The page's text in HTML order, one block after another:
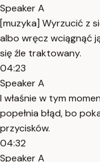
Speaker A
[muzyka] Wyrzucić z
albo wręcz wciągnąć
się źle traktowany.
04:23
Speaker A
I właśnie w tym
popełnia błąd, bo
przycisków.
04:32
Speaker A